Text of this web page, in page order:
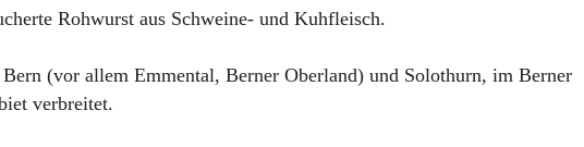
Rohwurst aus Schweine- und Kuhfleisch.
(vor allem Emmental, Berner Oberland) und Solothurn, im Berner
verbreitet.